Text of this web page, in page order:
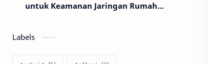
untuk Keamanan Jaringan Rumah:
Labels